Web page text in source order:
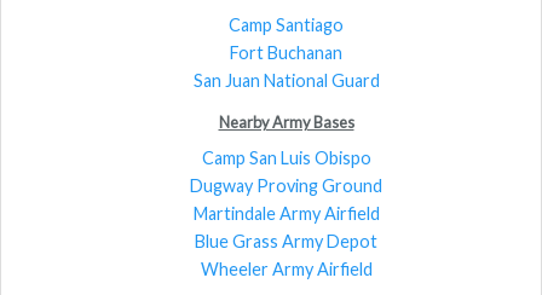
Camp Santiago
Fort Buchanan
San Juan National Guard
Nearby Army Bases
Camp San Luis Obispo
Dugway Proving Ground
Martindale Army Airfield
Blue Grass Army Depot
Wheeler Army Airfield